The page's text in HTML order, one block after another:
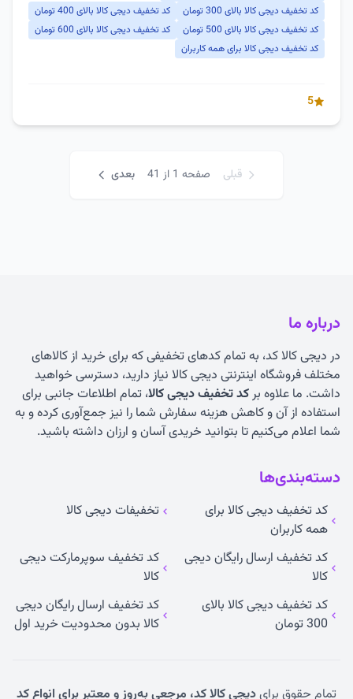
کد تخفیف دیجی کالا بالای 300 تومان
کد تخفیف دیجی کالا بالای 400 تومان
کد تخفیف دیجی کالا بالای 500 تومان
کد تخفیف دیجی کالا بالای 600 تومان
کد تخفیف دیجی کالا برای همه کاربران
5
قبلی صفحه 1 از 41 بعدی
درباره ما
در دیجی کالا کد، به تمام کدهای تخفیفی که برای خرید از کالاهای
مختلف فروشگاه اینترنتی دیجی کالا نیاز دارید، دسترسی خواهید
داشت. ما علاوه برکد تخفیف دیجی کالا، تمام اطلاعات جانبی برای
استفاده از آن و کاهش هزینه سفارش شما را نیز جمع‌آوری کرده و به
شما اعلام می‌کنیم تا بتوانید خریدی آسان و ارزان داشته باشید.
دسته‌بندی‌ها
کد تخفیف دیجی کالا برای
همه کاربران
تخفیفات دیجی کالا
کد تخفیف ارسال رایگان دیجی
کالا
کد تخفیف سوپرمارکت دیجی
کالا
کد تخفیف دیجی کالا بالای
300 تومان
کد تخفیف ارسال رایگان دیجی
کالا بدون محدودیت خرید اول
تمام حقوق برایدیجی کالا کد، مرجعی به‌روز و معتبر برای انواع کد